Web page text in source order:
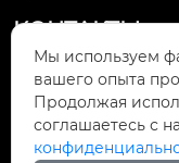
КОНТАКТЫ

13-й этаж,
а Цзиньчжоу,
у, провинция
Мы используем
вашего опыта
Продолжая
соглашаетесь с